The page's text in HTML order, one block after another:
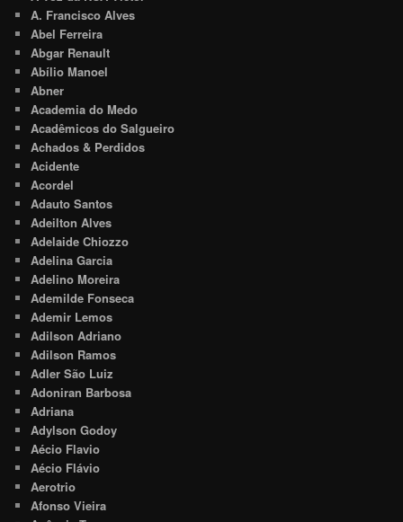
A. Francisco Alves
Abel Ferreira
Abgar Renault
Abílio Manoel
Abner
Academia do Medo
Acadêmicos do Salgueiro
Achados & Perdidos
Acidente
Acordel
Adauto Santos
Adeilton Alves
Adelaide Chiozzo
Adelina Garcia
Adelino Moreira
Ademilde Fonseca
Ademir Lemos
Adilson Adriano
Adilson Ramos
Adler São Luiz
Adoniran Barbosa
Adriana
Adylson Godoy
Aécio Flavio
Aécio Flávio
Aerotrio
Afonso Vieira